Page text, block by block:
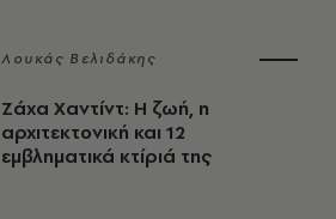
Λουκάς Βελιδάκης
Ζάχα Χαντίντ: Η ζωή, η
αρχιτεκτονική και 12
εμβληματικά κτίριά της